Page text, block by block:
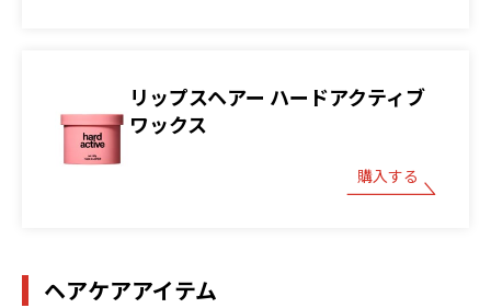
リップスヘアー ハードアクティブ
ワックス
購入する
ヘアケアアイテム